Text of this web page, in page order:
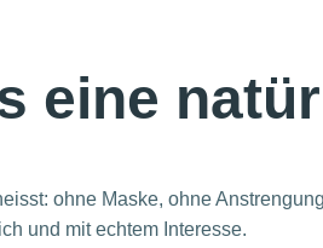
eine
ohne Maske, ohne
und mit echtem Interesse.